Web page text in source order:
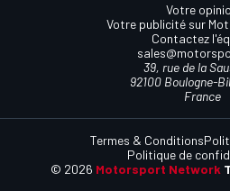
Votre
Votre publicité sur
Contactez
39, rue de la
92100 Boulogne-
France
© 2026 Motorsport Network
Termes & Conditions
Politique de